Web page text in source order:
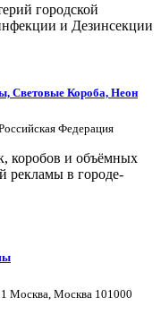
городской
и Дезинсекции
Световые Короба, Неон
Федерация
коробов и объёмных
рекламы в городе-
Москва, Москва 101000